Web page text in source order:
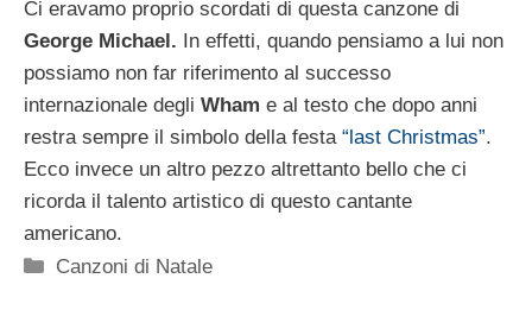
Ci eravamo proprio scordati di questa canzone di
George Michael. In effetti, quando pensiamo a lui non
possiamo non far riferimento al successo
internazionale degli Wham e al testo che dopo anni
restra sempre il simbolo della festa “last Christmas”.
Ecco invece un altro pezzo altrettanto bello che ci
ricorda il talento artistico di questo cantante
americano.
Categorie
Canzoni di Natale